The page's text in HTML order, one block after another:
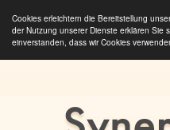
Cookies erleichtern die Bereitstellung
der Nutzung unserer Dienste erklären Sie
einverstanden, dass wir Cookies